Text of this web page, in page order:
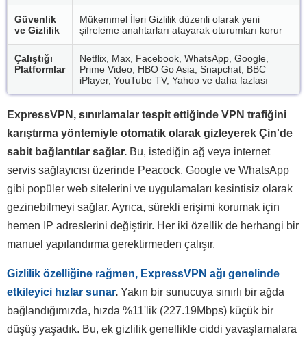
Güvenlik
ve Gizlilik
Mükemmel İleri Gizlilik düzenli olarak yeni
şifreleme anahtarları atayarak oturumları korur
Çalıştığı
Platformlar
Netflix, Max, Facebook, WhatsApp, Google,
Prime Video, HBO Go Asia, Snapchat, BBC
iPlayer, YouTube TV, Yahoo ve daha fazlası
ExpressVPN, sınırlamalar tespit ettiğinde VPN trafiğini
karıştırma yöntemiyle otomatik olarak gizleyerek Çin'de
sabit bağlantılar sağlar. Bu, istediğin ağ veya internet
servis sağlayıcısı üzerinde Peacock, Google ve WhatsApp
gibi popüler web sitelerini ve uygulamaları kesintisiz olarak
gezinebilmeyi sağlar. Ayrıca, sürekli erişimi korumak için
hemen IP adreslerini değiştirir. Her iki özellik de herhangi bir
manuel yapılandırma gerektirmeden çalışır.
Gizlilik özelliğine rağmen, ExpressVPN ağı genelinde
etkileyici hızlar sunar. Yakın bir sunucuya sınırlı bir ağda
bağlandığımızda, hızda %11'lik (227.19Mbps) küçük bir
düşüş yaşadık. Bu, ek gizlilik genellikle ciddi yavaşlamalara